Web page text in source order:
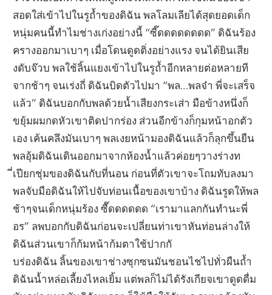
สอดใส่เข้าไปในรูถ้ำของดิฉัน พลโลมเลียได้สุดยอดเด็ก
หนุ่มคนนี้ทำไมช่างเก่งอย่างนี้ “ซี๊ดดดดดดดด” ดิฉันร้อง
ครางออกมาเบาๆ เมื่อโดนดูดติ่งอย่างแรง จนได้ยินเสีย
งดับจ๊วบ พลใช้ลิ้นแยงเข้าไปในรูถ้ำอีกหลายต่อหลายที
จากช้าๆ จนเร่งถี่ ดิฉันบิดตัวไปมา “พล…พลจ๋า พี่จะเสร็จ
แล้ว” ดิฉันบอกกับพลด้วยน้ำเสียงกระเส่า มือข้างหนึ่งก็
ขยุ้มผมกดหัวเขาติดปากร่อง ส่วนอีกข้างก็กุมหน้าอกตัว
เอง เค้นคลึงมันเบาๆ พลเงยหน้ามองดิฉันแล้วก็ลุกขึ้นยืน
พลอุ้มดิฉันเดินออกมาจากห้องน้ำแล้วค่อยๆวางร่างท
ี่เปียกชุ่มของดิฉันกับที่นอน ก่อนที่ตัวเขาจะโถมทับลงมา
พลจับมือดิฉันให้ไปจับท่อนเนื้อของเขาบ้าง ดิฉันรูดให้พล
ช้าๆจนเด็กหนุ่มร้อง ซื๊ดดดดดด “เรามาแลกกันทำนะพี่
อร” ลพบอกกับดิฉันก่อนจะเปลี่ยนท่าเขาหันท่อนล่างให้
ดิฉันส่วนเขาก็ก้มหน้าก้มตาใช้ปากกั
บร่องดิฉัน ลิ้นของเขาช่างซุกซนมันชอนไชไปทั่วผืนถ้ำ
ดิฉันน้ำหล่อเลี้ยงไหลเยิ้ม แต่พลก็ไม่ได้รังเกียจเขาดูดดื่ม